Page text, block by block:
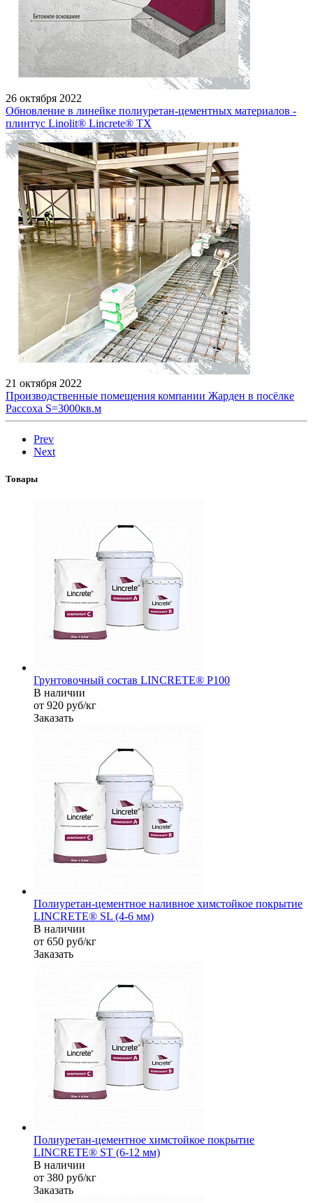
26 октября 2022
Обновление в линейке полиуретан-цементных материалов -
плинтус Linolit® Lincrete® ТХ
21 октября 2022
Производственные помещения компании Жарден в посёлке
Рассоха S=3000кв.м
Prev
Next
Товары
Грунтовочный состав LINCRETE® P100
В наличии
от 920 руб/кг
Заказать
Полиуретан-цементное наливное химстойкое покрытие
LINCRETE® SL (4-6 мм)
В наличии
от 650 руб/кг
Заказать
Полиуретан-цементное химстойкое покрытие
LINCRETE® ST (6-12 мм)
В наличии
от 380 руб/кг
Заказать